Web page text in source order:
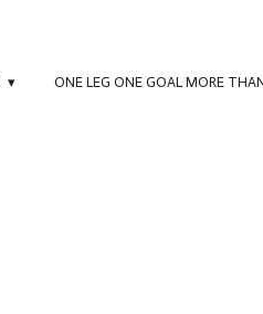
ONE LEG ONE GOAL MORE